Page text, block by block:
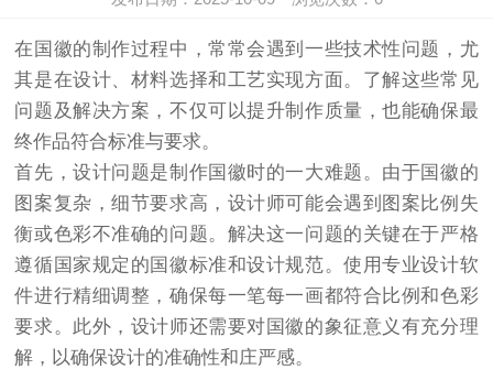
在国徽的制作过程中，常常会遇到一些技术性问题，尤
其是在设计、材料选择和工艺实现方面。了解这些常见
问题及解决方案，不仅可以提升制作质量，也能确保最
终作品符合标准与要求。
首先，设计问题是制作国徽时的一大难题。由于国徽的
图案复杂，细节要求高，设计师可能会遇到图案比例失
衡或色彩不准确的问题。解决这一问题的关键在于严格
遵循国家规定的国徽标准和设计规范。使用专业设计软
件进行精细调整，确保每一笔每一画都符合比例和色彩
要求。此外，设计师还需要对国徽的象征意义有充分理
解，以确保设计的准确性和庄严感。